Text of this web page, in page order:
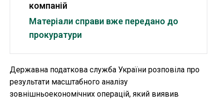
компаній
Матеріали справи вже передано до
прокуратури
Державна податкова служба України розповіла про
результати масштабного аналізу
зовнішньоекономічних операцій, який виявив